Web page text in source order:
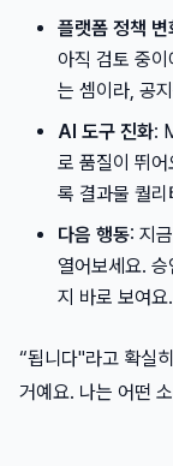
플랫폼 정책 변
아직 검토 중이
는 셈이라, 공
AI 도구 진화:
로 품질이 뛰
록 결과물 퀄
다음 행동: 지
열어보세요.
지 바로 보여요.
“됩니다"라고 확실
거예요. 나는 어떤